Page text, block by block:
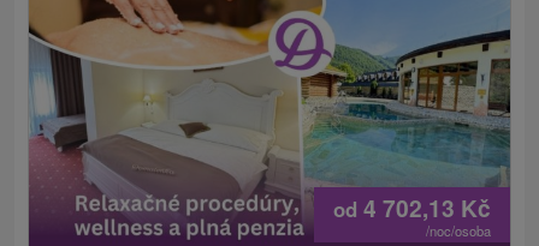
od 4 702,13 Kč
/noc/osoba